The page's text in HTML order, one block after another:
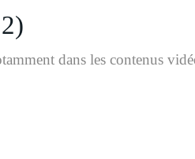
dans les contenus